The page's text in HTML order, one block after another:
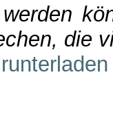
die